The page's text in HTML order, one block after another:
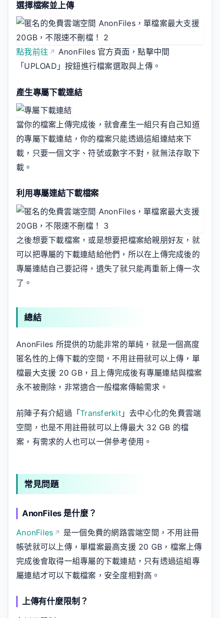
選擇檔案並上傳
點我前往
AnonFiles 官方頁面，點擊中間
「UPLOAD」按鈕進行檔案選取與上傳。
產生專屬下載連結
當你的檔案上傳完成後，就會產生一組只有自己知道
的專屬下載連結，你的檔案只能透過這組連結來下
載，只要一個文字、符號或數字不對，就無法存取下
載。
利用專屬連結下載檔案
之後想要下載檔案，或是想要把檔案給親朋好友，就
可以把專屬的下載連結給他們，所以在上傳完成後的
專屬連結自己要記得，遺失了就只能再重新上傳一次
了。
總結
AnonFiles 所提供的功能非常的單純，就是一個高度
匿名性的上傳下載的空間，不用註冊就可以上傳，單
檔最大支援 20 GB，且上傳完成後有專屬連結與檔案
永不被刪除，非常適合一般檔案傳輸需求。
前陣子有介紹過「Transferkit 」去中心化的免費雲端
空間，也是不用註冊就可以上傳最大 32 GB 的檔
案，有需求的人也可以一併參考使用。
常見問題
AnonFiles 是什麼？
AnonFiles
是一個免費的網路雲端空間，不用註冊
帳號就可以上傳，單檔案最高支援 20 GB，檔案上傳
完成後會取得一組專屬的下載連結，只有透過這組專
屬連結才可以下載檔案，安全度相對高。
上傳有什麼限制？